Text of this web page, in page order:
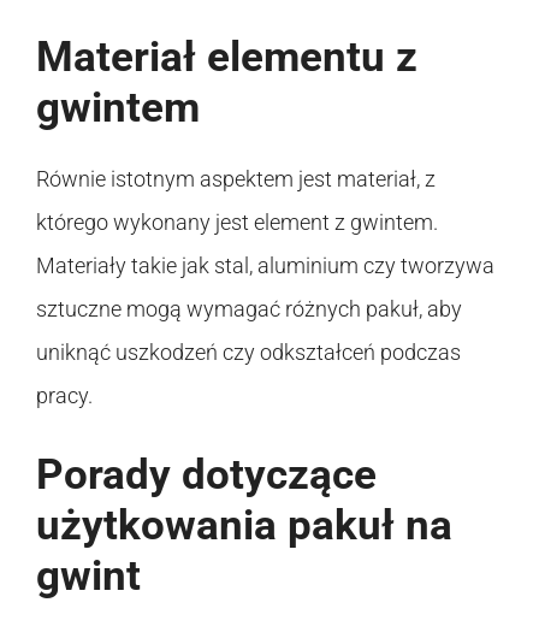
Materiał elementu z
gwintem
Równie istotnym aspektem jest materiał, z
którego wykonany jest element z gwintem.
Materiały takie jak stal, aluminium czy tworzywa
sztuczne mogą wymagać różnych pakuł, aby
uniknąć uszkodzeń czy odkształceń podczas
pracy.
Porady dotyczące
użytkowania pakuł na
gwint